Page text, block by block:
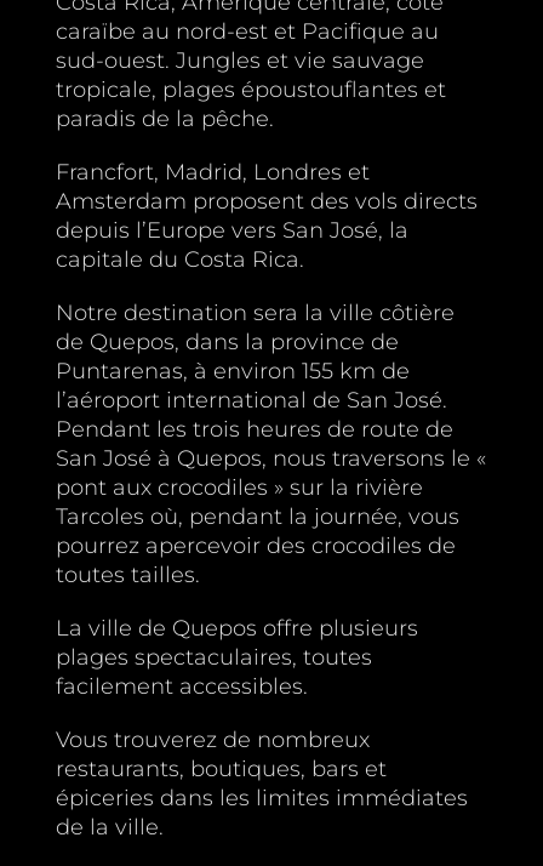
caraïbe au nord-est et Pacifique au
sud-ouest. Jungles et vie sauvage
tropicale, plages époustouflantes et
paradis de la pêche.
Francfort, Madrid, Londres et
Amsterdam proposent des vols directs
depuis l’Europe vers San José, la
capitale du Costa Rica.
Notre destination sera la ville côtière
de Quepos, dans la province de
Puntarenas, à environ 155 km de
l’aéroport international de San José.
Pendant les trois heures de route de
San José à Quepos, nous traversons le «
pont aux crocodiles » sur la rivière
Tarcoles où, pendant la journée, vous
pourrez apercevoir des crocodiles de
toutes tailles.
La ville de Quepos offre plusieurs
plages spectaculaires, toutes
facilement accessibles.
Vous trouverez de nombreux
restaurants, boutiques, bars et
épiceries dans les limites immédiates
de la ville.